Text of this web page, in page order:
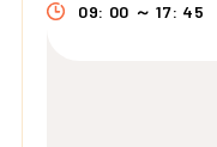
09: 00 ～ 17: 45